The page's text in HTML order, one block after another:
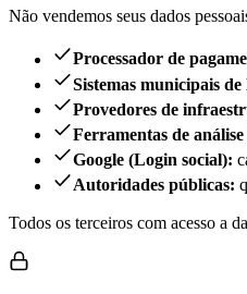
Não vendemos seus dados
Processador de
Sistemas municipais de
Provedores de
Ferramentas de
Google (Login social):
Autoridades públicas:
Todos os terceiros com acesso a